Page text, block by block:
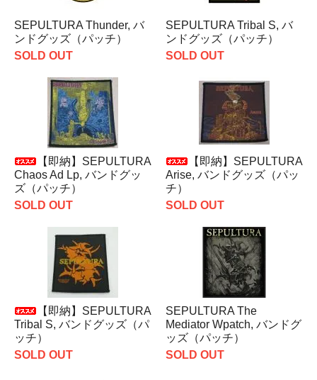
SEPULTURA Thunder, バ
ンドグッズ（パッチ）
SOLD OUT
SEPULTURA Tribal S, バ
ンドグッズ（パッチ）
SOLD OUT
【即納】SEPULTURA
Chaos Ad Lp, バンドグッ
ズ（パッチ）
SOLD OUT
【即納】SEPULTURA
Arise, バンドグッズ（パッ
チ）
SOLD OUT
【即納】SEPULTURA
Tribal S, バンドグッズ（パ
ッチ）
SOLD OUT
SEPULTURA The
Mediator Wpatch, バンドグ
ッズ（パッチ）
SOLD OUT